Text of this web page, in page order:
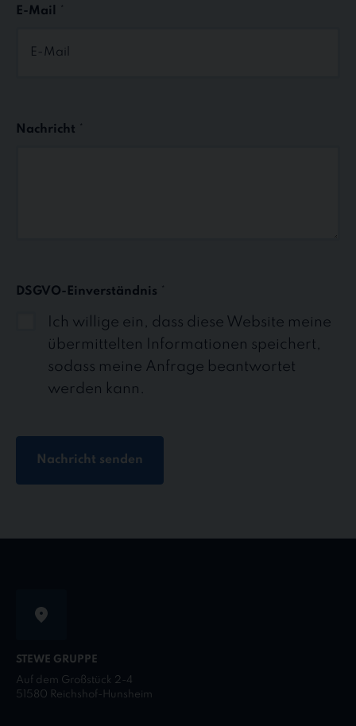
E-Mail
Nachricht
DSGVO-Einverständnis
Ich willige ein, dass diese Website meine
übermittelten Informationen speichert,
sodass meine Anfrage beantwortet
werden kann.
Nachricht senden
STEWE GRUPPE
Auf dem Großstück 2-4
51580 Reichshof-Hunsheim